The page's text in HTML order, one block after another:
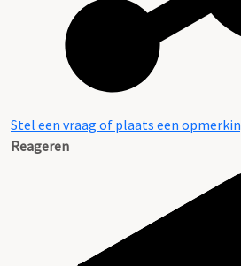
Stel een vraag of plaats een
Reageren